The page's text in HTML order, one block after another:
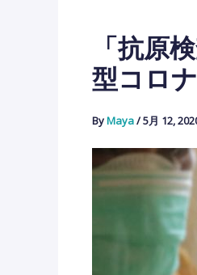
「抗原
型コロ
ByMaya/5月 12,